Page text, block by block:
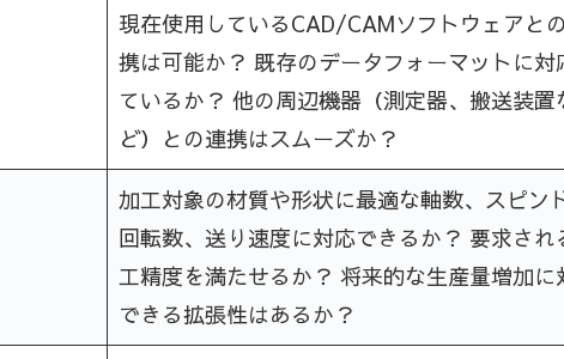
現在使用しているCAD/CAMソフトウェアと
携は可能か？ 既存のデータフォーマットに対
ているか？ 他の周辺機器（測定器、搬送装置
ど）との連携はスムーズか？
加工対象の材質や形状に最適な軸数、スピン
回転数、送り速度に対応できるか？ 要求され
工精度を満たせるか？ 将来的な生産量増加に
できる拡張性はあるか？